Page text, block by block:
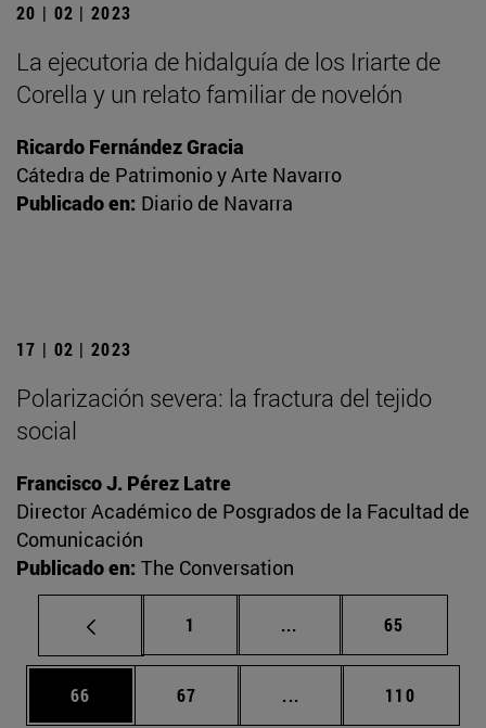
20 | 02 | 2023
La ejecutoria de hidalguía de los Iriarte de
Corella y un relato familiar de novelón
Ricardo Fernández Gracia
Cátedra de Patrimonio y Arte Navarro
Publicado en: Diario de Navarra
17 | 02 | 2023
Polarización severa: la fractura del tejido
social
Francisco J. Pérez Latre
Director Académico de Posgrados de la Facultad de
Comunicación
Publicado en: The Conversation
Página
1 ... Páginas intermedias
Página
65
Página
66 Página
67 ... Páginas intermedias
Página
110